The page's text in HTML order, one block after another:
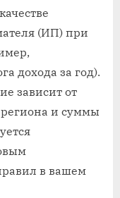
(ИП) при
дохода за год).
зависит от
региона и суммы
в вашем